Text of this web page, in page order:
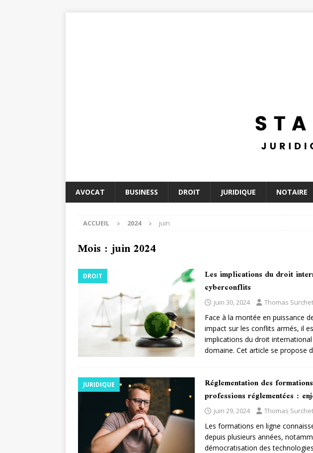
AVOCAT BUSINESS DROIT JURIDIQUE NOTAIRE
ACCUEIL 2024 juin
Mois :juin 2024
DROIT Les implications du droit
cyberconflits
juin 30, 2024 Thomas Surchet
Face à la montée en puissance
impact sur les conflits armés, il
implications du droit
domaine. Cet article se propose
JURIDIQUE Réglementation des
professions réglementées :
juin 29, 2024 Thomas Surchet
Les formations en ligne
depuis plusieurs années,
démocratisation des